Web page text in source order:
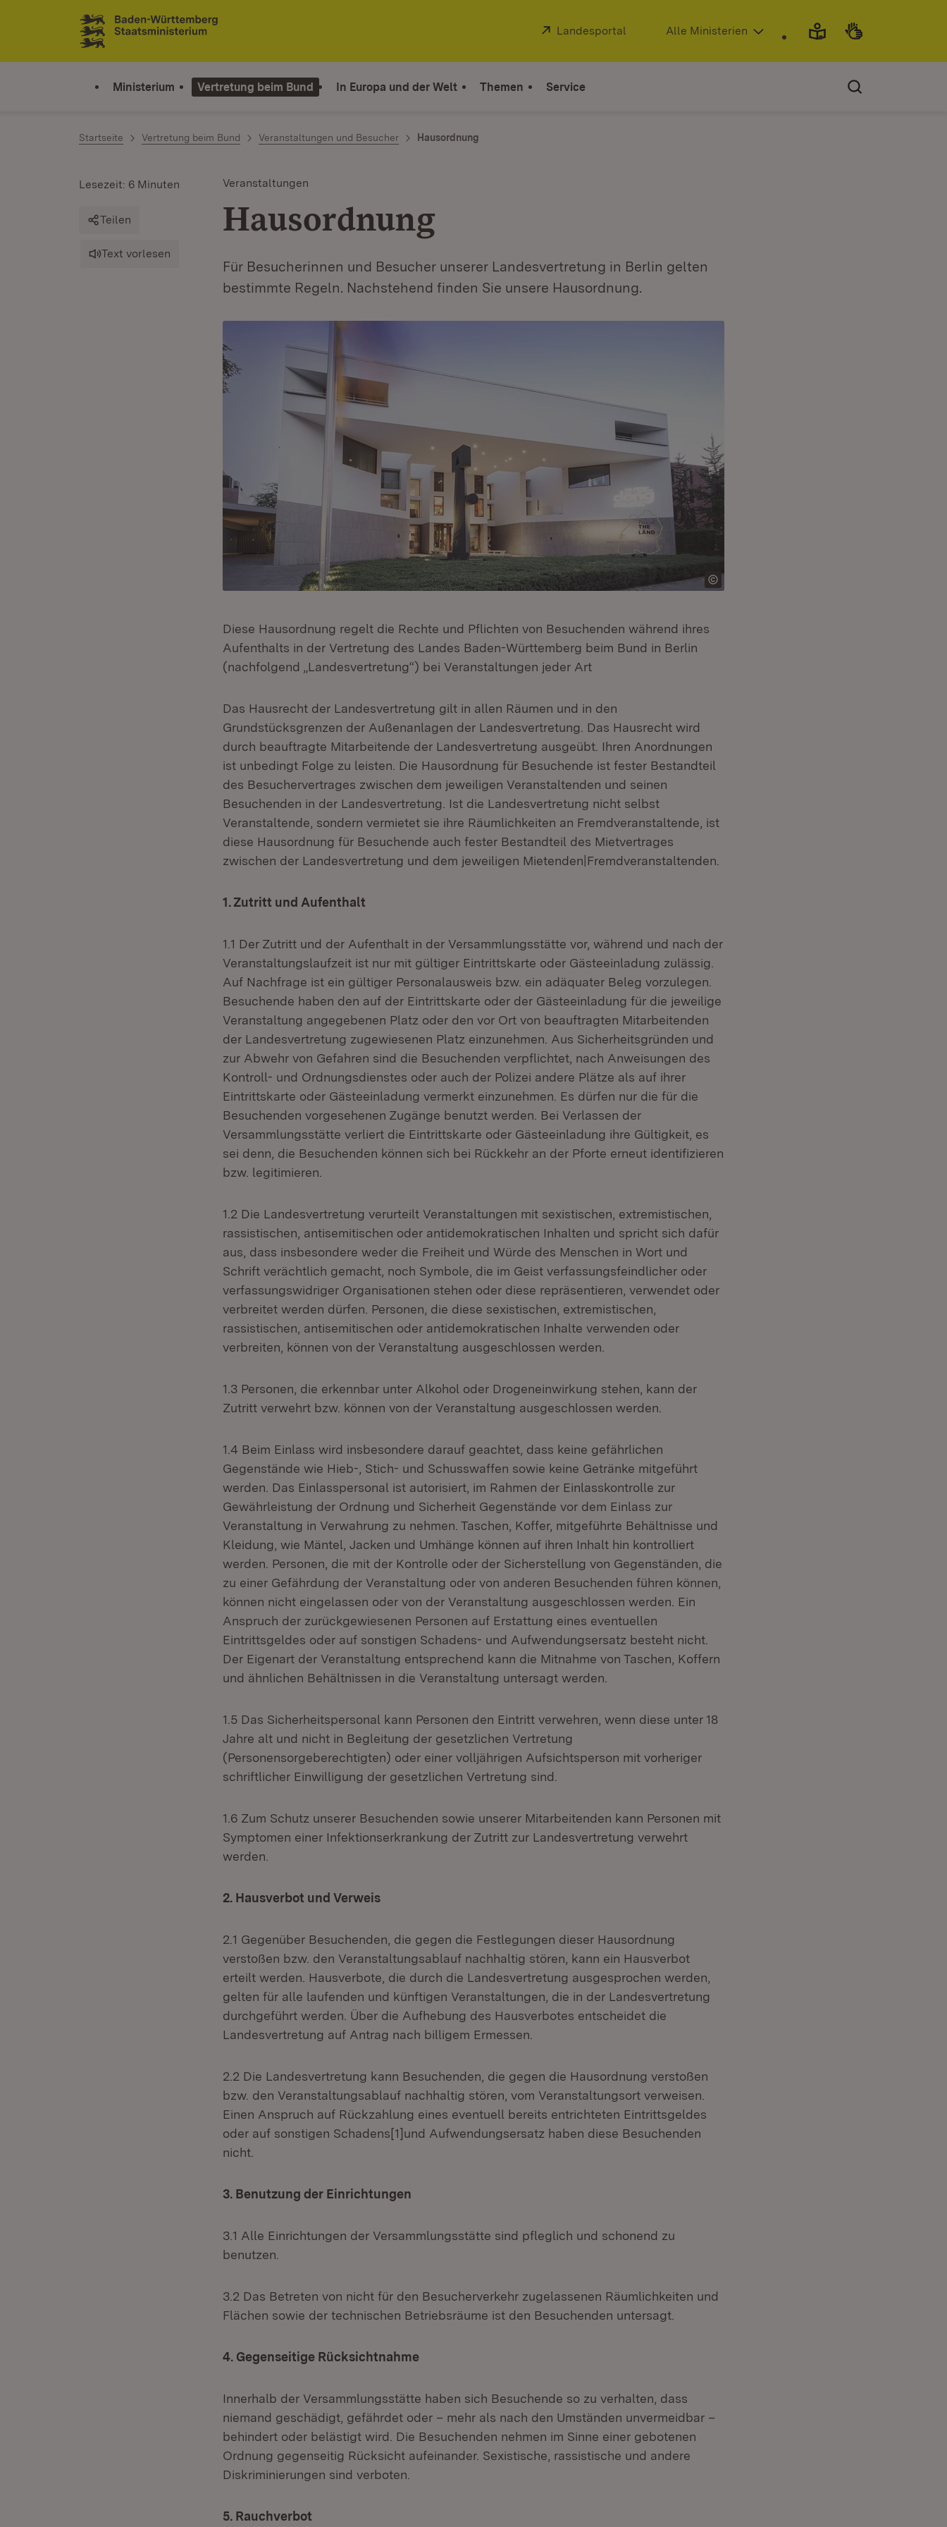
Zum Inhalt springen
Link zur Startseite
Extern:
Landesportal (Öffnet in neuem Fenster)
Alle Ministerien
Ministerium Vertretung beim Bund In Europa und der Welt Themen Service
Startseite Vertretung beim Bund Veranstaltungen und Besucher Hausordnung
Veranstaltungen
Hausordnung
Für Besucherinnen und Besucher unserer Landesvertretung in Berlin gelten
bestimmte Regeln. Nachstehend finden Sie unsere Hausordnung.
Lesezeit: 6 Minuten
Teilen
Text vorlesen
Diese Hausordnung regelt die Rechte und Pflichten von Besuchenden während ihres
Aufenthalts in der Vertretung des Landes Baden-Württemberg beim Bund in Berlin
(nachfolgend „Landesvertretung“) bei Veranstaltungen jeder Art
Das Hausrecht der Landesvertretung gilt in allen Räumen und in den
Grundstücksgrenzen der Außenanlagen der Landesvertretung. Das Hausrecht wird
durch beauftragte Mitarbeitende der Landesvertretung ausgeübt. Ihren Anordnungen
ist unbedingt Folge zu leisten. Die Hausordnung für Besuchende ist fester Bestandteil
des Besuchervertrages zwischen dem jeweiligen Veranstaltenden und seinen
Besuchenden in der Landesvertretung. Ist die Landesvertretung nicht selbst
Veranstaltende, sondern vermietet sie ihre Räumlichkeiten an Fremdveranstaltende, ist
diese Hausordnung für Besuchende auch fester Bestandteil des Mietvertrages
zwischen der Landesvertretung und dem jeweiligen Mietenden|Fremdveranstaltenden.
1. Zutritt und Aufenthalt
1.1 Der Zutritt und der Aufenthalt in der Versammlungsstätte vor, während und nach der
Veranstaltungslaufzeit ist nur mit gültiger Eintrittskarte oder Gästeeinladung zulässig.
Auf Nachfrage ist ein gültiger Personalausweis bzw. ein adäquater Beleg vorzulegen.
Besuchende haben den auf der Eintrittskarte oder der Gästeeinladung für die jeweilige
Veranstaltung angegebenen Platz oder den vor Ort von beauftragten Mitarbeitenden
der Landesvertretung zugewiesenen Platz einzunehmen. Aus Sicherheitsgründen und
zur Abwehr von Gefahren sind die Besuchenden verpflichtet, nach Anweisungen des
Kontroll- und Ordnungsdienstes oder auch der Polizei andere Plätze als auf ihrer
Eintrittskarte oder Gästeeinladung vermerkt einzunehmen. Es dürfen nur die für die
Besuchenden vorgesehenen Zugänge benutzt werden. Bei Verlassen der
Versammlungsstätte verliert die Eintrittskarte oder Gästeeinladung ihre Gültigkeit, es
sei denn, die Besuchenden können sich bei Rückkehr an der Pforte erneut identifizieren
bzw. legitimieren.
1.2 Die Landesvertretung verurteilt Veranstaltungen mit sexistischen, extremistischen,
rassistischen, antisemitischen oder antidemokratischen Inhalten und spricht sich dafür
aus, dass insbesondere weder die Freiheit und Würde des Menschen in Wort und
Schrift verächtlich gemacht, noch Symbole, die im Geist verfassungsfeindlicher oder
verfassungswidriger Organisationen stehen oder diese repräsentieren, verwendet oder
verbreitet werden dürfen. Personen, die diese sexistischen, extremistischen,
rassistischen, antisemitischen oder antidemokratischen Inhalte verwenden oder
verbreiten, können von der Veranstaltung ausgeschlossen werden.
1.3 Personen, die erkennbar unter Alkohol oder Drogeneinwirkung stehen, kann der
Zutritt verwehrt bzw. können von der Veranstaltung ausgeschlossen werden.
1.4 Beim Einlass wird insbesondere darauf geachtet, dass keine gefährlichen
Gegenstände wie Hieb-, Stich- und Schusswaffen sowie keine Getränke mitgeführt
werden. Das Einlasspersonal ist autorisiert, im Rahmen der Einlasskontrolle zur
Gewährleistung der Ordnung und Sicherheit Gegenstände vor dem Einlass zur
Veranstaltung in Verwahrung zu nehmen. Taschen, Koffer, mitgeführte Behältnisse und
Kleidung, wie Mäntel, Jacken und Umhänge können auf ihren Inhalt hin kontrolliert
werden. Personen, die mit der Kontrolle oder der Sicherstellung von Gegenständen, die
zu einer Gefährdung der Veranstaltung oder von anderen Besuchenden führen können,
können nicht eingelassen oder von der Veranstaltung ausgeschlossen werden. Ein
Anspruch der zurückgewiesenen Personen auf Erstattung eines eventuellen
Eintrittsgeldes oder auf sonstigen Schadens- und Aufwendungsersatz besteht nicht.
Der Eigenart der Veranstaltung entsprechend kann die Mitnahme von Taschen, Koffern
und ähnlichen Behältnissen in die Veranstaltung untersagt werden.
1.5 Das Sicherheitspersonal kann Personen den Eintritt verwehren, wenn diese unter 18
Jahre alt und nicht in Begleitung der gesetzlichen Vertretung
(Personensorgeberechtigten) oder einer volljährigen Aufsichtsperson mit vorheriger
schriftlicher Einwilligung der gesetzlichen Vertretung sind.
1.6 Zum Schutz unserer Besuchenden sowie unserer Mitarbeitenden kann Personen mit
Symptomen einer Infektionserkrankung der Zutritt zur Landesvertretung verwehrt
werden.
2. Hausverbot und Verweis
2.1 Gegenüber Besuchenden, die gegen die Festlegungen dieser Hausordnung
verstoßen bzw. den Veranstaltungsablauf nachhaltig stören, kann ein Hausverbot
erteilt werden. Hausverbote, die durch die Landesvertretung ausgesprochen werden,
gelten für alle laufenden und künftigen Veranstaltungen, die in der Landesvertretung
durchgeführt werden. Über die Aufhebung des Hausverbotes entscheidet die
Landesvertretung auf Antrag nach billigem Ermessen.
2.2 Die Landesvertretung kann Besuchenden, die gegen die Hausordnung verstoßen
bzw. den Veranstaltungsablauf nachhaltig stören, vom Veranstaltungsort verweisen.
Einen Anspruch auf Rückzahlung eines eventuell bereits entrichteten Eintrittsgeldes
oder auf sonstigen Schadens[1]und Aufwendungsersatz haben diese Besuchenden
nicht.
3. Benutzung der Einrichtungen
3.1 Alle Einrichtungen der Versammlungsstätte sind pfleglich und schonend zu
benutzen.
3.2 Das Betreten von nicht für den Besucherverkehr zugelassenen Räumlichkeiten und
Flächen sowie der technischen Betriebsräume ist den Besuchenden untersagt.
4. Gegenseitige Rücksichtnahme
Innerhalb der Versammlungsstätte haben sich Besuchende so zu verhalten, dass
niemand geschädigt, gefährdet oder – mehr als nach den Umständen unvermeidbar –
behindert oder belästigt wird. Die Besuchenden nehmen im Sinne einer gebotenen
Ordnung gegenseitig Rücksicht aufeinander. Sexistische, rassistische und andere
Diskriminierungen sind verboten.
5. Rauchverbot